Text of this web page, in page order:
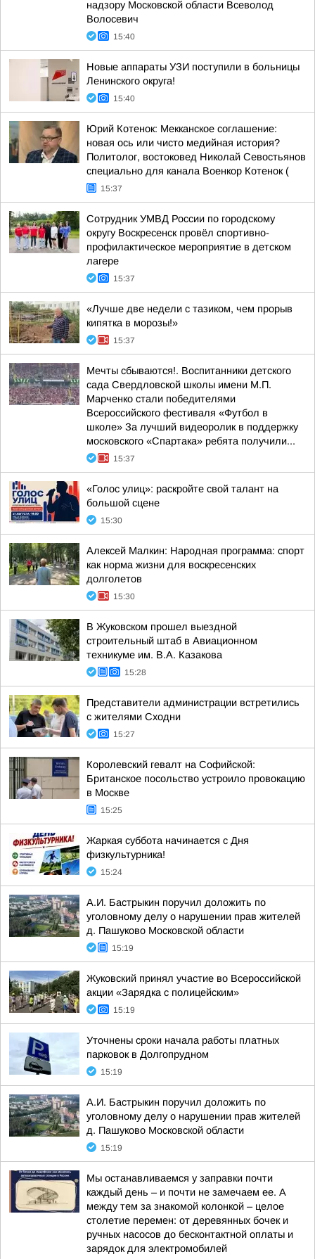
надзору Московской области Всеволод
Волосевич
15:40
Новые аппараты УЗИ поступили в больницы
Ленинского округа!
15:40
Юрий Котенок: Мекканское соглашение:
новая ось или чисто медийная история?
Политолог, востоковед Николай Севостьянов
специально для канала Военкор Котенок (
15:37
Сотрудник УМВД России по городскому
округу Воскресенск провёл спортивно-
профилактическое мероприятие в детском
лагере
15:37
«Лучше две недели с тазиком, чем прорыв
кипятка в морозы!»
15:37
Мечты сбываются!. Воспитанники детского
сада Свердловской школы имени М.П.
Марченко стали победителями
Всероссийского фестиваля «Футбол в
школе» За лучший видеоролик в поддержку
московского «Спартака» ребята получили...
15:37
«Голос улиц»: раскройте свой талант на
большой сцене
15:30
Алексей Малкин: Народная программа: спорт
как норма жизни для воскресенских
долголетов
15:30
В Жуковском прошел выездной
строительный штаб в Авиационном
техникуме им. В.А. Казакова
15:28
Представители администрации встретились
с жителями Сходни
15:27
Королевский гевалт на Софийской:
Британское посольство устроило провокацию
в Москве
15:25
Жаркая суббота начинается с Дня
физкультурника!
15:24
А.И. Бастрыкин поручил доложить по
уголовному делу о нарушении прав жителей
д. Пашуково Московской области
15:19
Жуковский принял участие во Всероссийской
акции «Зарядка с полицейским»
15:19
Уточнены сроки начала работы платных
парковок в Долгопрудном
15:19
А.И. Бастрыкин поручил доложить по
уголовному делу о нарушении прав жителей
д. Пашуково Московской области
15:19
Мы останавливаемся у заправки почти
каждый день – и почти не замечаем ее. А
между тем за знакомой колонкой – целое
столетие перемен: от деревянных бочек и
ручных насосов до бесконтактной оплаты и
зарядок для электромобилей